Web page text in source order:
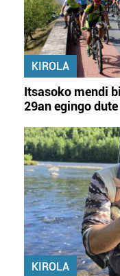
KIROLA
Itsasoko mendi
29an egingo dute
KIROLA